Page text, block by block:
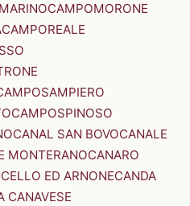
CAMPOMORONE
CAMPOREALE
CAMPOSPINOSO
CANAL SAN BOVOCANALE
MONTERANOCANARO
ED ARNONECANDA
CANAVESE